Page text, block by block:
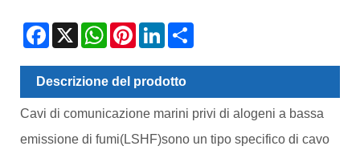
Facebook
X WhatsAppPinterestLinkedIn
Descrizione del prodotto
Cavi di comunicazione marini privi di alogeni a bassa
emissione di fumi(LSHF)sono un tipo specifico di cavo